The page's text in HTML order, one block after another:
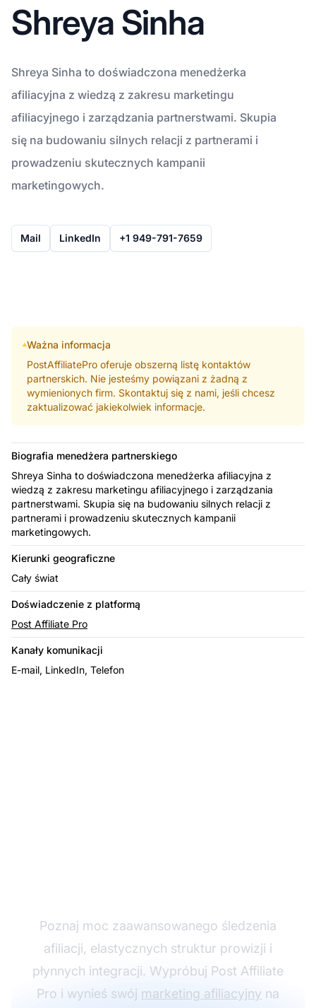
Shreya Sinha
Shreya Sinha to doświadczona menedżerka
afiliacyjna z wiedzą z zakresu marketingu
afiliacyjnego i zarządzania partnerstwami. Skupia
się na budowaniu silnych relacji z partnerami i
prowadzeniu skutecznych kampanii
marketingowych.
Mail LinkedIn +1 949-791-7659
Ważna informacja
PostAffiliatePro oferuje obszerną listę kontaktów
partnerskich. Nie jesteśmy powiązani z żadną z
wymienionych firm. Skontaktuj się z nami, jeśli chcesz
zaktualizować jakiekolwiek informacje.
Biografia menedżera partnerskiego
Shreya Sinha to doświadczona menedżerka afiliacyjna z
wiedzą z zakresu marketingu afiliacyjnego i zarządzania
partnerstwami. Skupia się na budowaniu silnych relacji z
partnerami i prowadzeniu skutecznych kampanii
marketingowych.
Kierunki geograficzne
Cały świat
Doświadczenie z platformą
Post Affiliate Pro
Kanały komunikacji
E-mail, LinkedIn, Telefon
Poznaj moc zaawansowanego śledzenia
afiliacji, elastycznych struktur prowizji i
płynnych integracji. Wypróbuj Post Affiliate
Pro i wynieś swój marketing afiliacyjny na